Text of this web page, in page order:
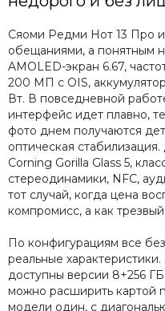
Сяоми Редми Нот 13 Про
обещаниями, а понятным
AMOLED-экран 6.67,
200 МП с OIS,
Вт. В повседневной
интерфейс идет плавно,
фото днем получаются
оптическая
Corning Gorilla Glass 5,
стереодинамики, NFC,
тот случай, когда цена
компромисс, а как
По конфигурациям все
реальные
доступны версии 8+256
можно расширить картой
модели один, с